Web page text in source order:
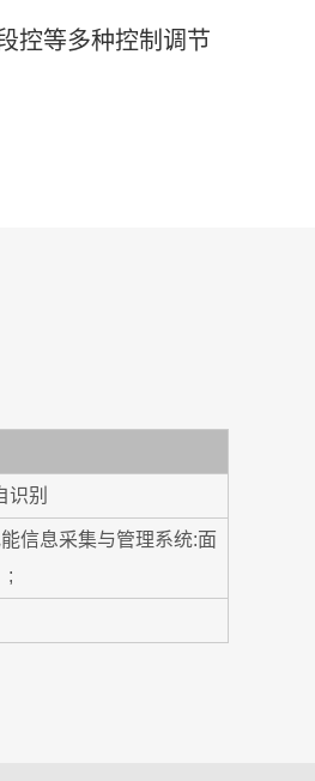
控等多种控制调节
识别
信息采集与管理系统:面
;